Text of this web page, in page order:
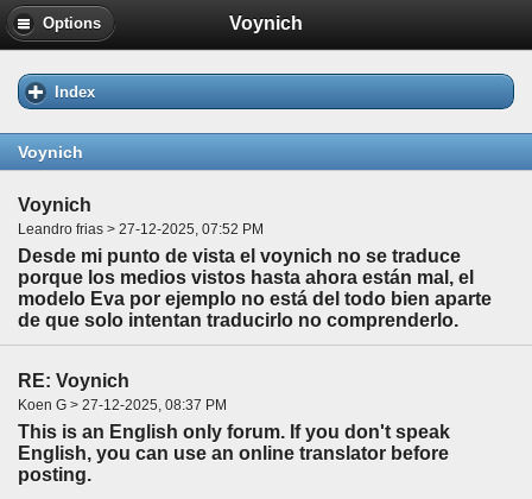
Options Voynich
Index
Voynich
Voynich
Leandro frias > 27-12-2025, 07:52 PM
Desde mi punto de vista el voynich no se traduce
porque los medios vistos hasta ahora están mal, el
modelo Eva por ejemplo no está del todo bien aparte
de que solo intentan traducirlo no comprenderlo.
RE: Voynich
Koen G > 27-12-2025, 08:37 PM
This is an English only forum. If you don't speak
English, you can use an online translator before
posting.